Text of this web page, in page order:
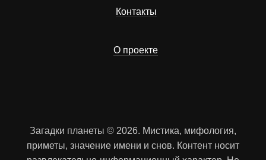
Контакты
О проекте
Загадки планеты © 2026. Мистика, мифология,
приметы, значение имени и снов. Контент носит